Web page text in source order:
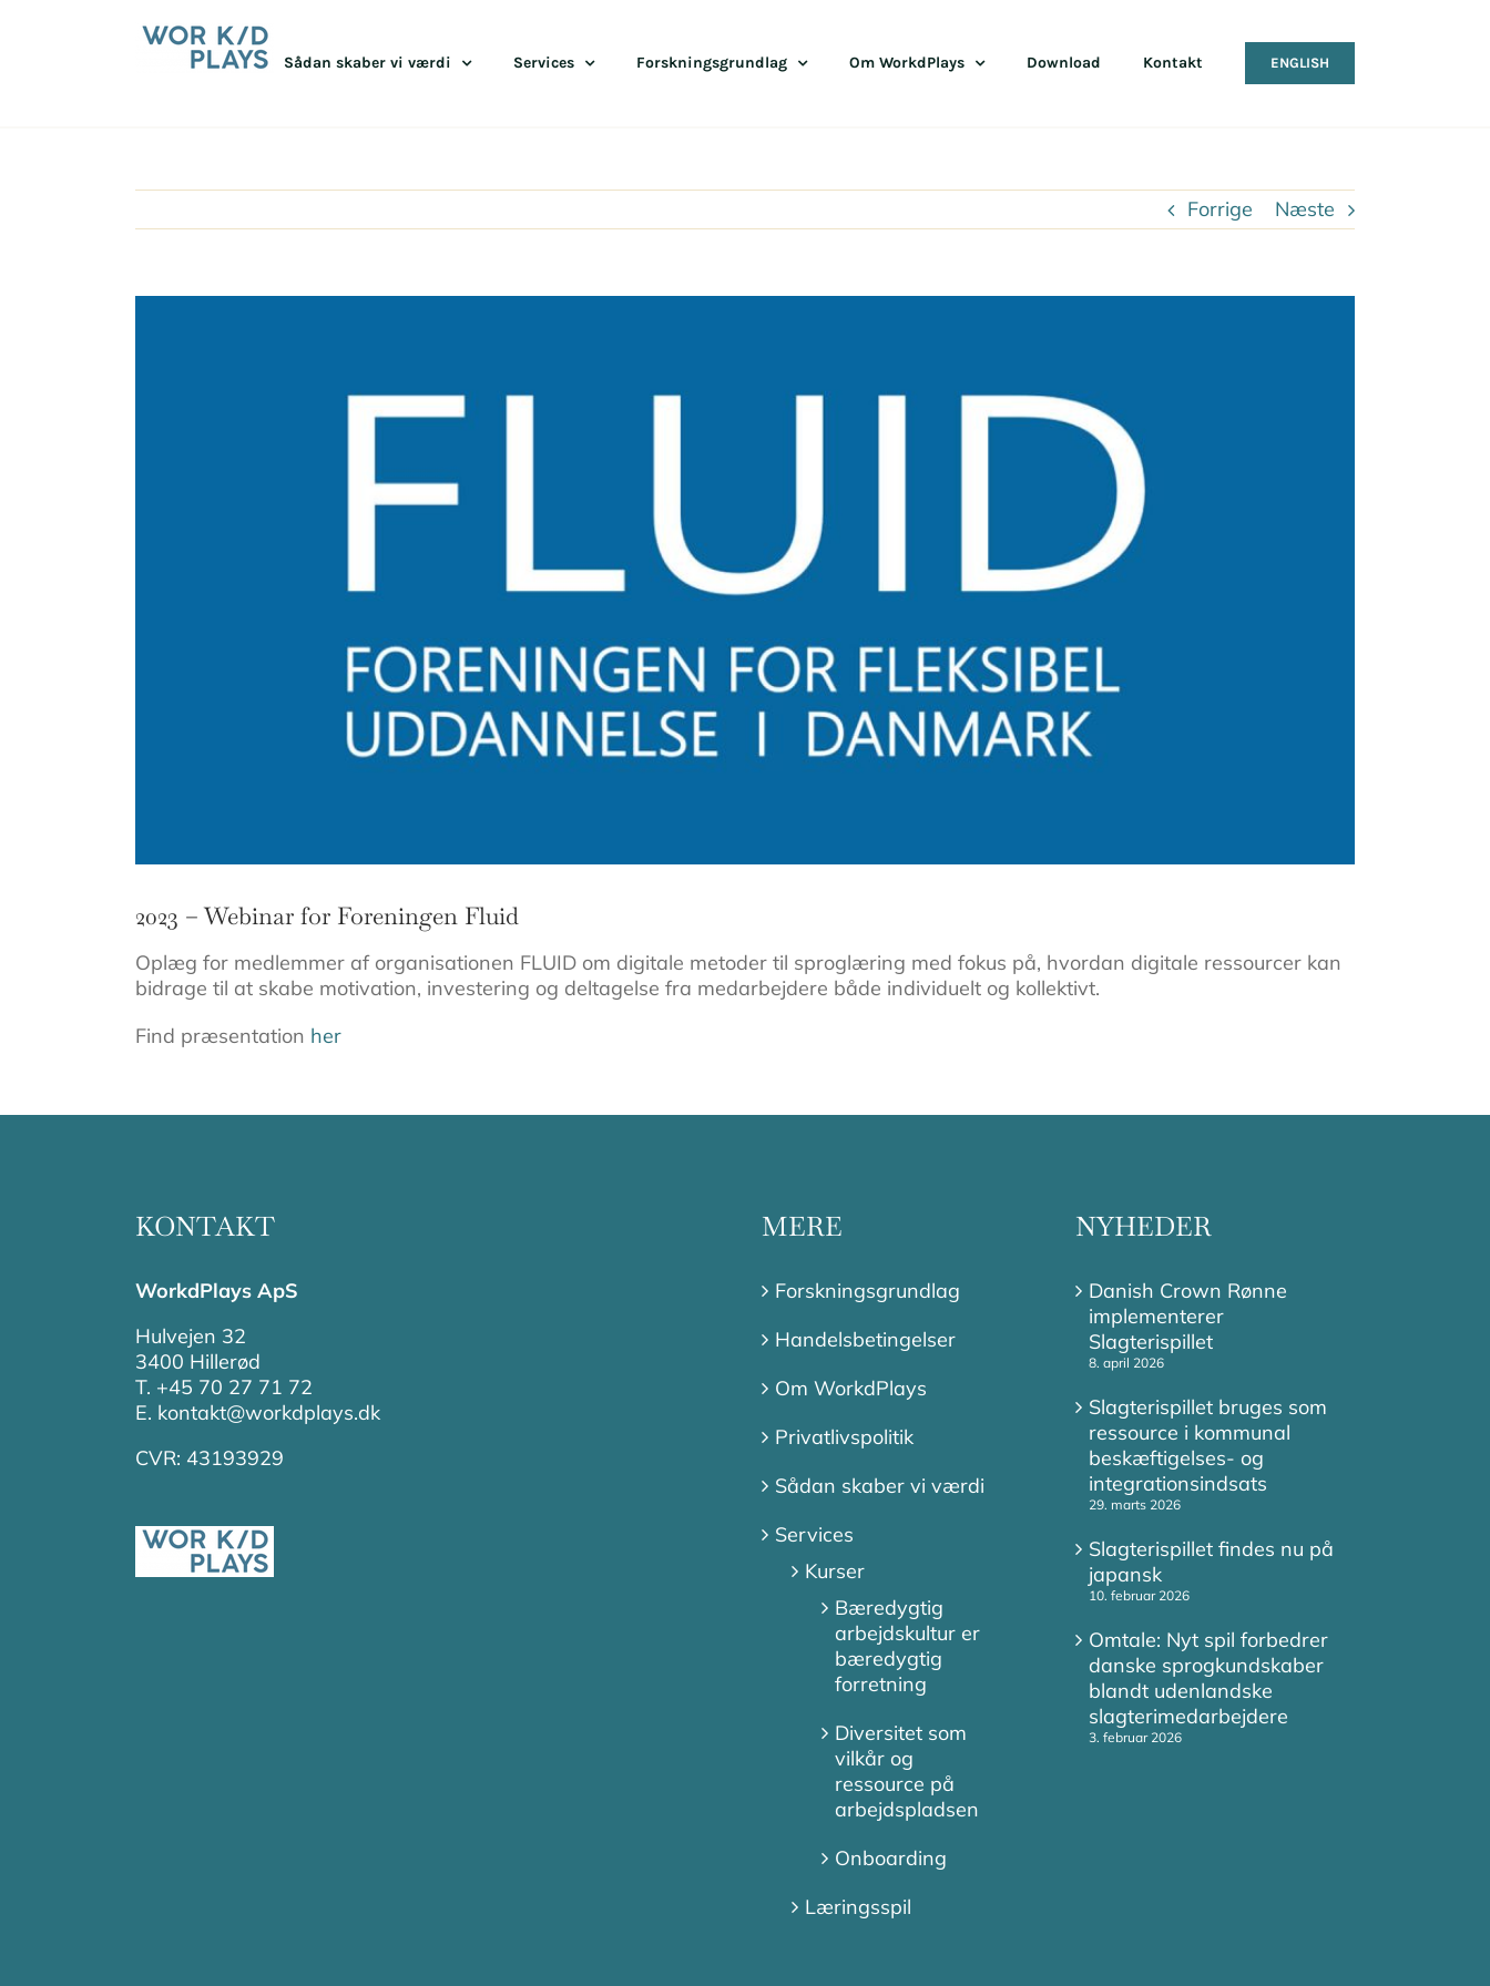
Sådan skaber vi værdi Services Forskningsgrundlag Om WorkdPlays Download Kontakt ENGLISH
Forrige Næste
2023 – Webinar for Foreningen Fluid
Oplæg for medlemmer af organisationen FLUID om digitale metoder til sproglæring med fokus på, hvordan digitale ressourcer kan
bidrage til at skabe motivation, investering og deltagelse fra medarbejdere både individuelt og kollektivt.
Find præsentation her
KONTAKT
WorkdPlays ApS
Hulvejen 32
3400 Hillerød
T. +45 70 27 71 72
E. kontakt@workdplays.dk
CVR: 43193929
MERE
Forskningsgrundlag
Handelsbetingelser
Om WorkdPlays
Privatlivspolitik
Sådan skaber vi værdi
Services
Kurser
Bæredygtig
arbejdskultur er
bæredygtig
forretning
Diversitet som
vilkår og
ressource på
arbejdspladsen
Onboarding
Læringsspil
NYHEDER
Danish Crown Rønne
implementerer
Slagterispillet
8. april 2026
Slagterispillet bruges som
ressource i kommunal
beskæftigelses- og
integrationsindsats
29. marts 2026
Slagterispillet findes nu på
japansk
10. februar 2026
Omtale: Nyt spil forbedrer
danske sprogkundskaber
blandt udenlandske
slagterimedarbejdere
3. februar 2026